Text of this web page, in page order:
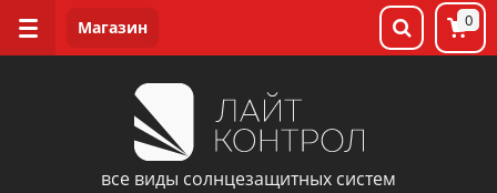
все виды солнцезащитных систем
0